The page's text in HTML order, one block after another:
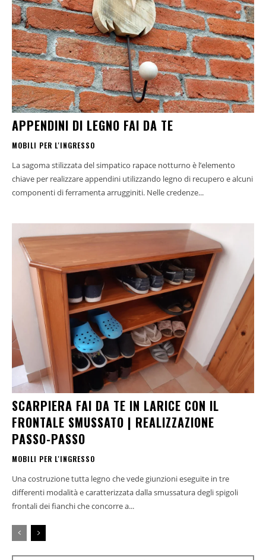
APPENDINI DI LEGNO FAI DA TE
MOBILI PER L'INGRESSO
La sagoma stilizzata del simpatico rapace notturno è l’elemento
chiave per realizzare appendini utilizzando legno di recupero e alcuni
componenti di ferramenta arrugginiti. Nelle credenze...
SCARPIERA FAI DA TE IN LARICE CON IL
FRONTALE SMUSSATO | REALIZZAZIONE
PASSO-PASSO
MOBILI PER L'INGRESSO
Una costruzione tutta legno che vede giunzioni eseguite in tre
differenti modalità e caratterizzata dalla smussatura degli spigoli
frontali dei fianchi che concorre a...